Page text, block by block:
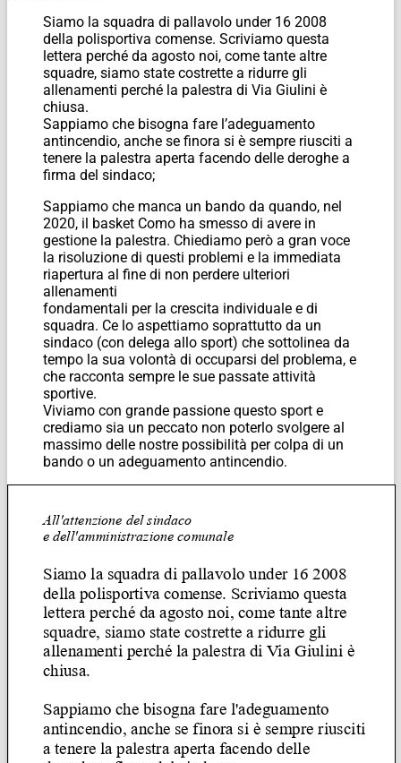
Siamo la squadra di pallavolo under 16 2008
della polisportiva comense. Scriviamo questa
lettera perché da agosto noi, come tante altre
squadre, siamo state costrette a ridurre gli
allenamenti perché la palestra di Via Giulini è
chiusa.
Sappiamo che bisogna fare l’adeguamento
antincendio, anche se finora si è sempre riusciti a
tenere la palestra aperta facendo delle deroghe a
firma del sindaco;
Sappiamo che manca un bando da quando, nel
2020, il basket Como ha smesso di avere in
gestione la palestra. Chiediamo però a gran voce
la risoluzione di questi problemi e la immediata
riapertura al fine di non perdere ulteriori
allenamenti
fondamentali per la crescita individuale e di
squadra. Ce lo aspettiamo soprattutto da un
sindaco (con delega allo sport) che sottolinea da
tempo la sua volontà di occuparsi del problema, e
che racconta sempre le sue passate attività
sportive.
Viviamo con grande passione questo sport e
crediamo sia un peccato non poterlo svolgere al
massimo delle nostre possibilità per colpa di un
bando o un adeguamento antincendio.